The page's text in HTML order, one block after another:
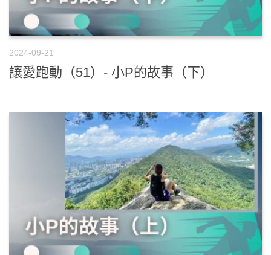
2024-09-21
讓愛跑動（51）- 小P的故事（下）